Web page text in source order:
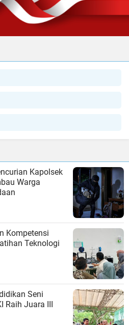
Kapolsek
Warga
Kompetensi
Teknologi
Seni
Raih Juara III